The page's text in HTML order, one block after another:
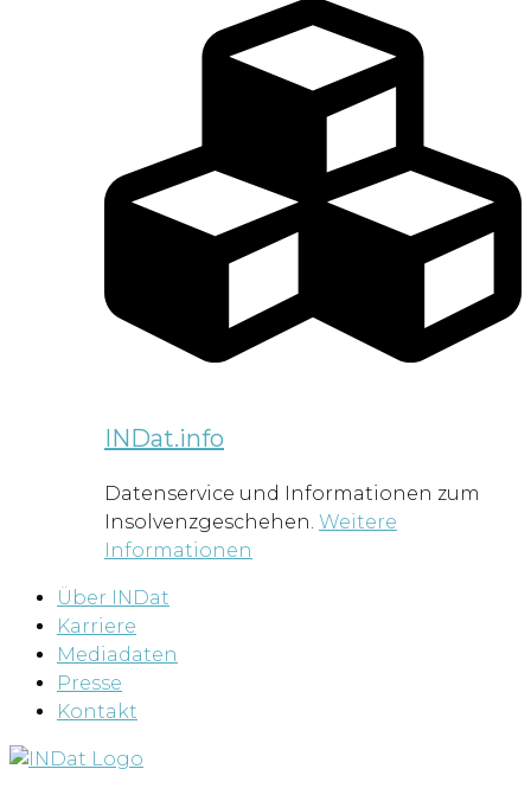
INDat.info
Datenservice und Informationen zum
Insolvenzgeschehen. Weitere
Informationen
Über INDat
Karriere
Mediadaten
Presse
Kontakt